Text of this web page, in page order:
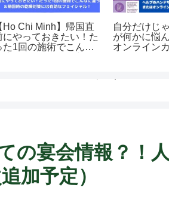
Ho Chi Minh】帰国直
にやっておきたい！た
た1回の施術でこんな
自分だけじ
が何かに悩
オンライン
の宴会情報？！
加予定）